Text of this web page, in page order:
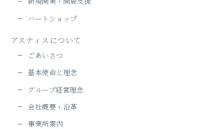
ハートショップ
アスティスについて
ごあいさつ
基本使命と理念
グループ経営理念
会社概要・沿革
事業所案内